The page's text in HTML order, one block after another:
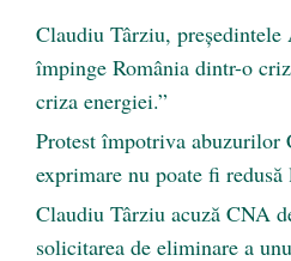
Claudiu Târziu, președintele
împinge România dintr-o
criza energiei.”
Protest împotriva abuzurilor
exprimare nu poate fi redusă
Claudiu Târziu acuză CNA
solicitarea de eliminare a